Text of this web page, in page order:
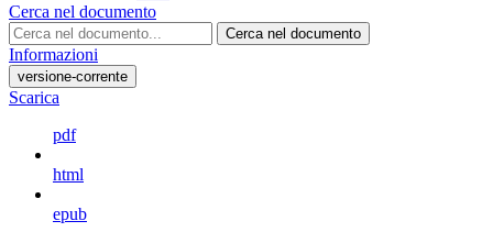
Cerca nel documento
Cerca nel documento
Informazioni
versione-corrente
Scarica
pdf
html
epub